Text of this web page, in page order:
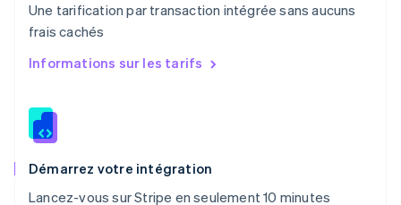
Une tarification par transaction intégrée sans aucuns
frais cachés
Informations sur les tarifs
Démarrez votre intégration
Lancez-vous sur Stripe en seulement 10 minutes
PortuguêsEnglish
R.A.S. de Hong Kong, Chine
English
Roumanie
Royaume-Uni
English
English简体中文